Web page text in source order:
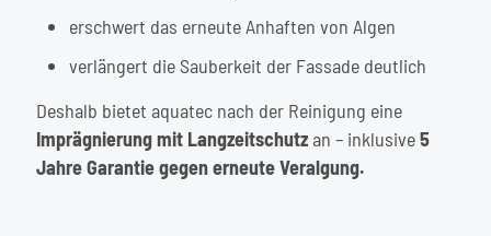
erschwert das erneute Anhaften von Algen
verlängert die Sauberkeit der Fassade deutlich
Deshalb bietet aquatec nach der Reinigung eine
Imprägnierung mit Langzeitschutzan – inklusive5
Jahre Garantie gegen erneute Veralgung.